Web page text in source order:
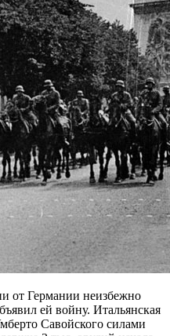
от Германии неизбежно
ей войну. Итальянская
Савойского силами